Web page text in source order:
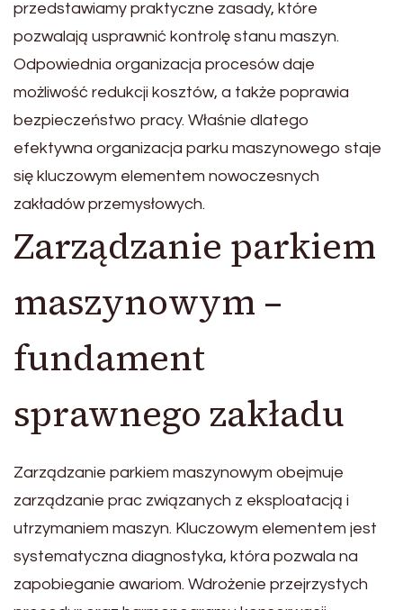
przedstawiamy praktyczne zasady, które
pozwalają usprawnić kontrolę stanu maszyn.
Odpowiednia organizacja procesów daje
możliwość redukcji kosztów, a także poprawia
bezpieczeństwo pracy. Właśnie dlatego
efektywna organizacja parku maszynowego staje
się kluczowym elementem nowoczesnych
zakładów przemysłowych.
Zarządzanie parkiem
maszynowym –
fundament
sprawnego zakładu
Zarządzanie parkiem maszynowym obejmuje
zarządzanie prac związanych z eksploatacją i
utrzymaniem maszyn. Kluczowym elementem jest
systematyczna diagnostyka, która pozwala na
zapobieganie awariom. Wdrożenie przejrzystych